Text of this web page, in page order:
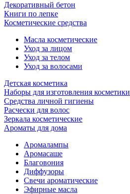
Декоративный бетон
Книги по лепке
Косметические средства
Масла косметические
Уход за лицом
Уход за телом
Уход за волосами
Детская косметика
Наборы для изготовления косметики
Средства личной гигиены
Расчески для волос
Зеркала косметические
Ароматы для дома
Аромалампы
Аромасаше
Благовония
Диффузоры
Свечи ароматические
Эфирные масла